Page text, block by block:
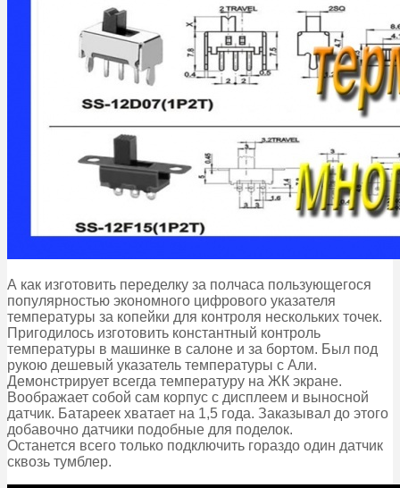
А как изготовить переделку за полчаса пользующегося
популярностью экономного цифрового указателя
температуры за копейки для контроля нескольких точек.
Пригодилось изготовить константный контроль
температуры в машинке в салоне и за бортом. Был под
рукою дешевый указатель температуры с Али.
Демонстрирует всегда температуру на ЖК экране.
Воображает собой сам корпус с дисплеем и выносной
датчик. Батареек хватает на 1,5 года. Заказывал до этого
добавочно датчики подобные для поделок.
Останется всего только подключить гораздо один датчик
сквозь тумблер.